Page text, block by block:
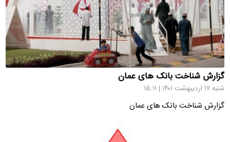
گزارش شناخت بانک های عمان
شنبه ۱۷ اردیبهشت ۱۴۰۱ | ۱۵:۱۱
گزارش شناخت بانک های عمان